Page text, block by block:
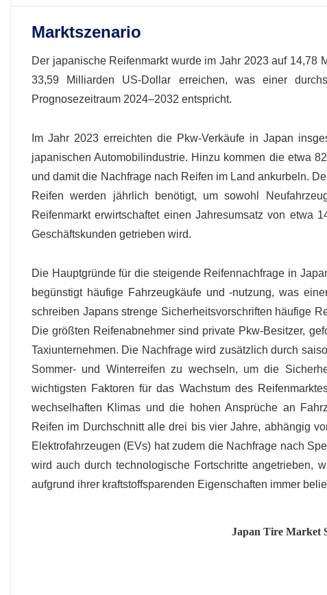
Marktszenario
Der japanische Reifenmarkt wurde im Jahr 2023 auf
33,59 Milliarden US-Dollar erreichen, was einer
Prognosezeitraum 2024–2032 entspricht.
Im Jahr 2023 erreichten die Pkw-Verkäufe in Japan
japanischen Automobilindustrie. Hinzu kommen die etwa
und damit die Nachfrage nach Reifen im Land ankurbeln.
Reifen werden jährlich benötigt, um sowohl
Reifenmarkt erwirtschaftet einen Jahresumsatz von etwa
Geschäftskunden getrieben wird.
Die Hauptgründe für die steigende Reifennachfrage in
begünstigt häufige Fahrzeugkäufe und -nutzung, was
schreiben Japans strenge Sicherheitsvorschriften häufige
Die größten Reifenabnehmer sind private Pkw-Besitzer,
Taxiunternehmen. Die Nachfrage wird zusätzlich durch
Sommer- und Winterreifen zu wechseln, um die
wichtigsten Faktoren für das Wachstum des
wechselhaften Klimas und die hohen Ansprüche an
Reifen im Durchschnitt alle drei bis vier Jahre, abhängig
Elektrofahrzeugen (EVs) hat zudem die Nachfrage nach
wird auch durch technologische Fortschritte angetrieben,
aufgrund ihrer kraftstoffsparenden Eigenschaften immer